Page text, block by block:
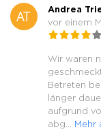
Andrea
vor einem
Wir waren
Betreten
länger
aufgrund
abg
Mehr